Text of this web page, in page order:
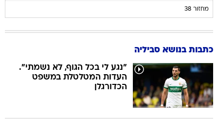
מחזור 38
כתבות בנושא סביליה
"נגע לי בכל הגוף, לא נשמתי".
העדות המטלטלת במשפט
הכדורגלן